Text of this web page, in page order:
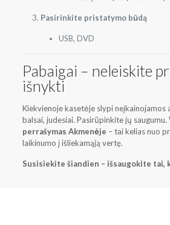
Pasirinkite pristatymo būdą
USB, DVD
Pabaigai – neleiskite
išnykti
Kiekvienoje kasetėje slypi neįkainojamos
balsai, judesiai. Pasirūpinkite jų saugumu.
perrašymas Akmenėje – tai kelias nuo
laikinumo į išliekamąją vertę.
Susisiekite šiandien – išsaugokite tai,